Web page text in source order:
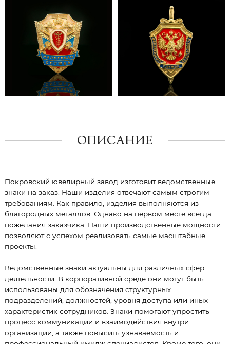
ОПИСАНИЕ
Покровский ювелирный завод изготовит ведомственные
знаки на заказ. Наши изделия отвечают самым строгим
требованиям. Как правило, изделия выполняются из
благородных металлов. Однако на первом месте всегда
пожелания заказчика. Наши производственные мощности
позволяют с успехом реализовать самые масштабные
проекты.
Ведомственные знаки актуальны для различных сфер
деятельности. В корпоративной среде они могут быть
использованы для обозначения структурных
подразделений, должностей, уровня доступа или иных
характеристик сотрудников. Знаки помогают упростить
процесс коммуникации и взаимодействия внутри
организации, а также повысить узнаваемость и